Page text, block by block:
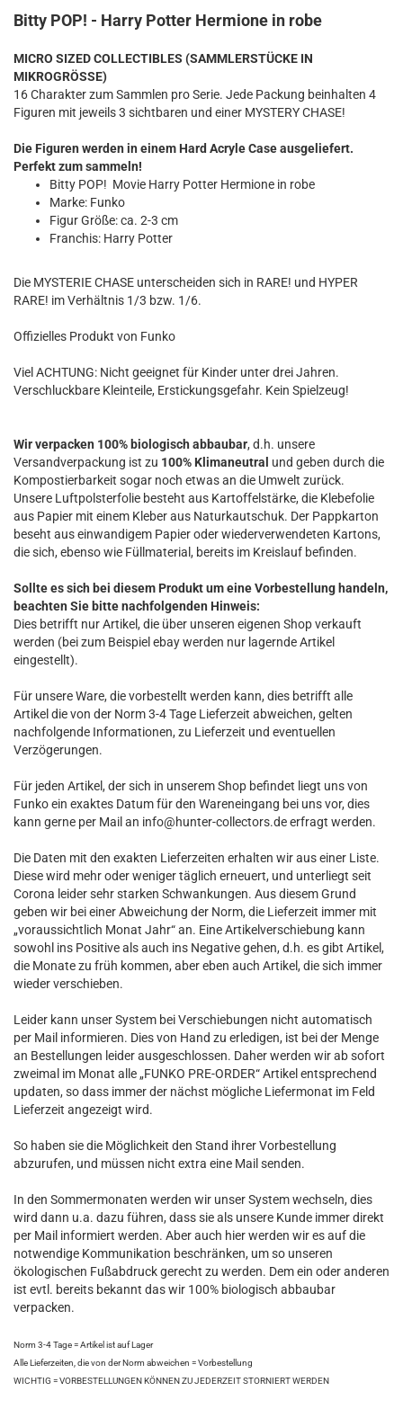
Bitty POP! - Harry Potter Hermione in robe
MICRO SIZED COLLECTIBLES (SAMMLERSTÜCKE IN
MIKROGRÖSSE)
16 Charakter zum Sammlen pro Serie. Jede Packung beinhalten 4
Figuren mit jeweils 3 sichtbaren und einer MYSTERY CHASE!
Die Figuren werden in einem Hard Acryle Case ausgeliefert.
Perfekt zum sammeln!
Bitty POP! Movie Harry Potter Hermione in robe
Marke: Funko
Figur Größe: ca. 2-3 cm
Franchis: Harry Potter
Die MYSTERIE CHASE unterscheiden sich in RARE! und HYPER
RARE! im Verhältnis 1/3 bzw. 1/6.
Offizielles Produkt von Funko
Viel ACHTUNG: Nicht geeignet für Kinder unter drei Jahren.
Verschluckbare Kleinteile, Erstickungsgefahr. Kein Spielzeug!
Wir verpacken 100% biologisch abbaubar, d.h. unsere
Versandverpackung ist zu 100% Klimaneutral und geben durch die
Kompostierbarkeit sogar noch etwas an die Umwelt zurück.
Unsere Luftpolsterfolie besteht aus Kartoffelstärke, die Klebefolie
aus Papier mit einem Kleber aus Naturkautschuk. Der Pappkarton
beseht aus einwandigem Papier oder wiederverwendeten Kartons,
die sich, ebenso wie Füllmaterial, bereits im Kreislauf befinden.
Sollte es sich bei diesem Produkt um eine Vorbestellung handeln,
beachten Sie bitte nachfolgenden Hinweis:
Dies betrifft nur Artikel, die über unseren eigenen Shop verkauft
werden (bei zum Beispiel ebay werden nur lagernde Artikel
eingestellt).
Für unsere Ware, die vorbestellt werden kann, dies betrifft alle
Artikel die von der Norm 3-4 Tage Lieferzeit abweichen, gelten
nachfolgende Informationen, zu Lieferzeit und eventuellen
Verzögerungen.
Für jeden Artikel, der sich in unserem Shop befindet liegt uns von
Funko ein exaktes Datum für den Wareneingang bei uns vor, dies
kann gerne per Mail an info@hunter-collectors.de erfragt werden.
Die Daten mit den exakten Lieferzeiten erhalten wir aus einer Liste.
Diese wird mehr oder weniger täglich erneuert, und unterliegt seit
Corona leider sehr starken Schwankungen. Aus diesem Grund
geben wir bei einer Abweichung der Norm, die Lieferzeit immer mit
„voraussichtlich Monat Jahr“ an. Eine Artikelverschiebung kann
sowohl ins Positive als auch ins Negative gehen, d.h. es gibt Artikel,
die Monate zu früh kommen, aber eben auch Artikel, die sich immer
wieder verschieben.
Leider kann unser System bei Verschiebungen nicht automatisch
per Mail informieren. Dies von Hand zu erledigen, ist bei der Menge
an Bestellungen leider ausgeschlossen. Daher werden wir ab sofort
zweimal im Monat alle „FUNKO PRE-ORDER“ Artikel entsprechend
updaten, so dass immer der nächst mögliche Liefermonat im Feld
Lieferzeit angezeigt wird.
So haben sie die Möglichkeit den Stand ihrer Vorbestellung
abzurufen, und müssen nicht extra eine Mail senden.
In den Sommermonaten werden wir unser System wechseln, dies
wird dann u.a. dazu führen, dass sie als unsere Kunde immer direkt
per Mail informiert werden. Aber auch hier werden wir es auf die
notwendige Kommunikation beschränken, um so unseren
ökologischen Fußabdruck gerecht zu werden. Dem ein oder anderen
ist evtl. bereits bekannt das wir 100% biologisch abbaubar
verpacken.
Norm 3-4 Tage = Artikel ist auf Lager
Alle Lieferzeiten, die von der Norm abweichen = Vorbestellung
WICHTIG = VORBESTELLUNGEN KÖNNEN ZU JEDERZEIT STORNIERT WERDEN